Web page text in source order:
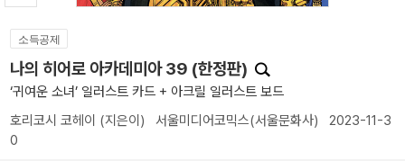
소득공제
나의 히어로 아카데미아 39 (한정판)
‘귀여운 소녀’ 일러스트 카드 + 아크릴 일러스트 보드
호리코시 코헤이 (지은이) 서울미디어코믹스(서울문화사) 2023-11-3
0